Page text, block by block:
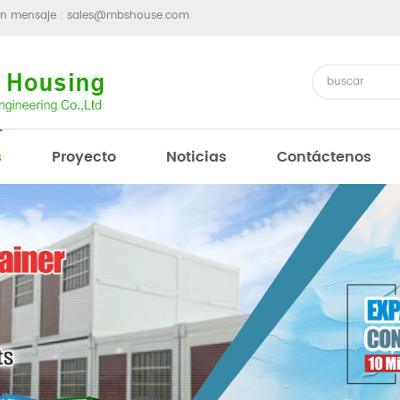
mensaje : sales@mbshouse.com
Proyecto Noticias Contáctenos